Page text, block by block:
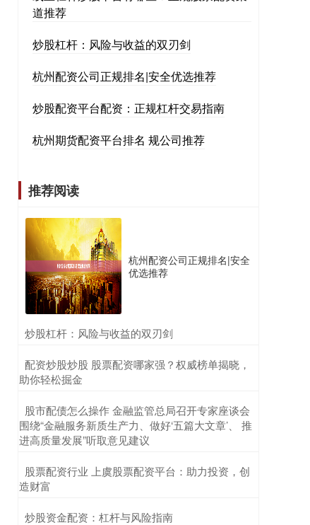
道推荐
炒股杠杆：风险与收益的双刃剑
杭州配资公司正规排名|安全优选推荐
炒股配资平台配资：正规杠杆交易指南
杭州期货配资平台排名 规公司推荐
推荐阅读
杭州配资公司正规排名|安全
优选推荐
​炒股杠杆：风险与收益的双刃剑
​配资炒股炒股 股票配资哪家强？权威榜单揭晓，
助你轻松掘金
​股市配债怎么操作 金融监管总局召开专家座谈会
围绕“金融服务新质生产力、做好‘五篇大文章’、 推
进高质量发展”听取意见建议
​股票配资行业 上虞股票配资平台：助力投资，创
造财富
​炒股资金配资：杠杆与风险指南